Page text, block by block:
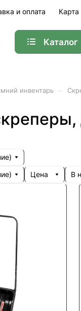
и оплата Карта
Каталог
инвентарь
Цена В